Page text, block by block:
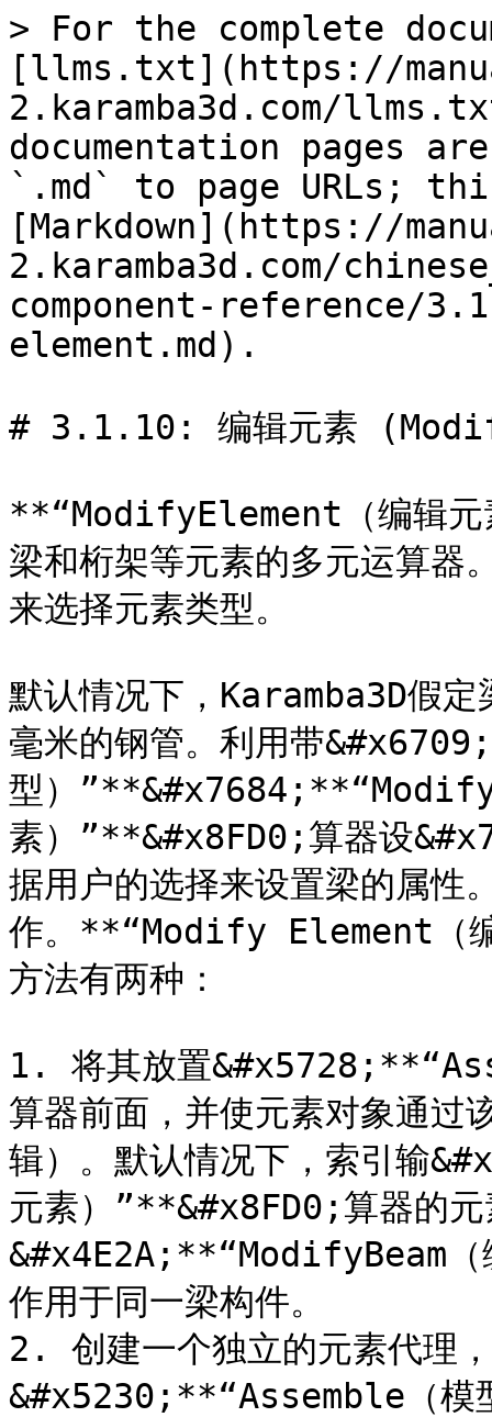
> For the complete
[llms.txt](https://
2.karamba3d.com/
documentation pages
`.md` to page URLs;
[Markdown](https://
2.karamba3d.com/
component-reference/
element.md).
# 3.1.10: 编辑元素
**“ModifyElement（编辑元
梁和桁架等元素的多元运算器
来选择元素类型。
默认情况下，Karamba3D假
毫米的钢管。利用带
型）
素）”**&#x8FD0;算器设
据用户的选择来设置梁的属
作。**“Modify Element（
方法有两种：
1. 将其放置
算器前面，并使元素对象通
辑）。默认情况下，索引输
元素）”**&#x8FD0;算器的元
&#x4E2A;**“ModifyBeam（
作用于同一梁构件。
2. 创建一个独立的元素代理
&#x5230;**“Assemble（模